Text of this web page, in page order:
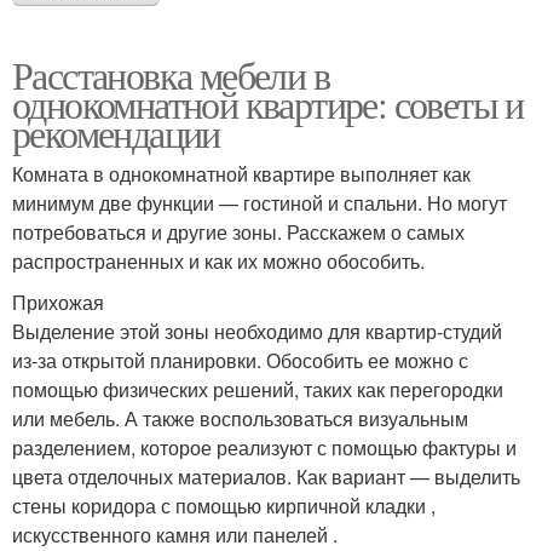
Расстановка мебели в
однокомнатной квартире: советы и
рекомендации
Комната в однокомнатной квартире выполняет как
минимум две функции — гостиной и спальни. Но могут
потребоваться и другие зоны. Расскажем о самых
распространенных и как их можно обособить.
Прихожая
Выделение этой зоны необходимо для квартир-студий
из-за открытой планировки. Обособить ее можно с
помощью физических решений, таких как перегородки
или мебель. А также воспользоваться визуальным
разделением, которое реализуют с помощью фактуры и
цвета отделочных материалов. Как вариант — выделить
стены коридора с помощью кирпичной кладки ,
искусственного камня или панелей .